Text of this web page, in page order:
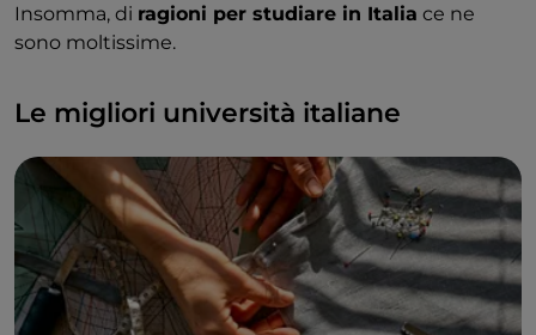
Insomma, di ragioni per studiare in Italia ce ne
sono moltissime.
Le migliori università italiane